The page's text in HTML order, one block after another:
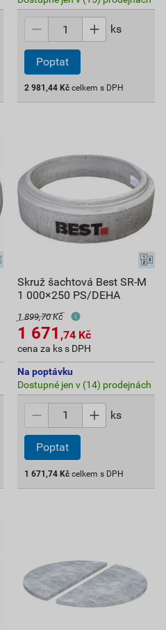
ks
Poptat
2 981,44 Kč celkem s DPH
Skruž šachtová Best SR-M
1 000×250 PS/DEHA
1 899,70 Kč
1 671 ,74 Kč
cena za ks s DPH
Na poptávku
Dostupné jen v (14) prodejnách
ks
Poptat
1 671,74 Kč celkem s DPH